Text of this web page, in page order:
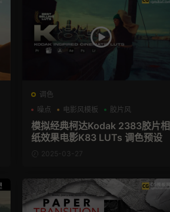
调色
噪点
电影风模板 胶片风
模拟经典柯达Kodak 2383胶片相
纸效果电影K83 LUTs 调色预设
2025-03-27